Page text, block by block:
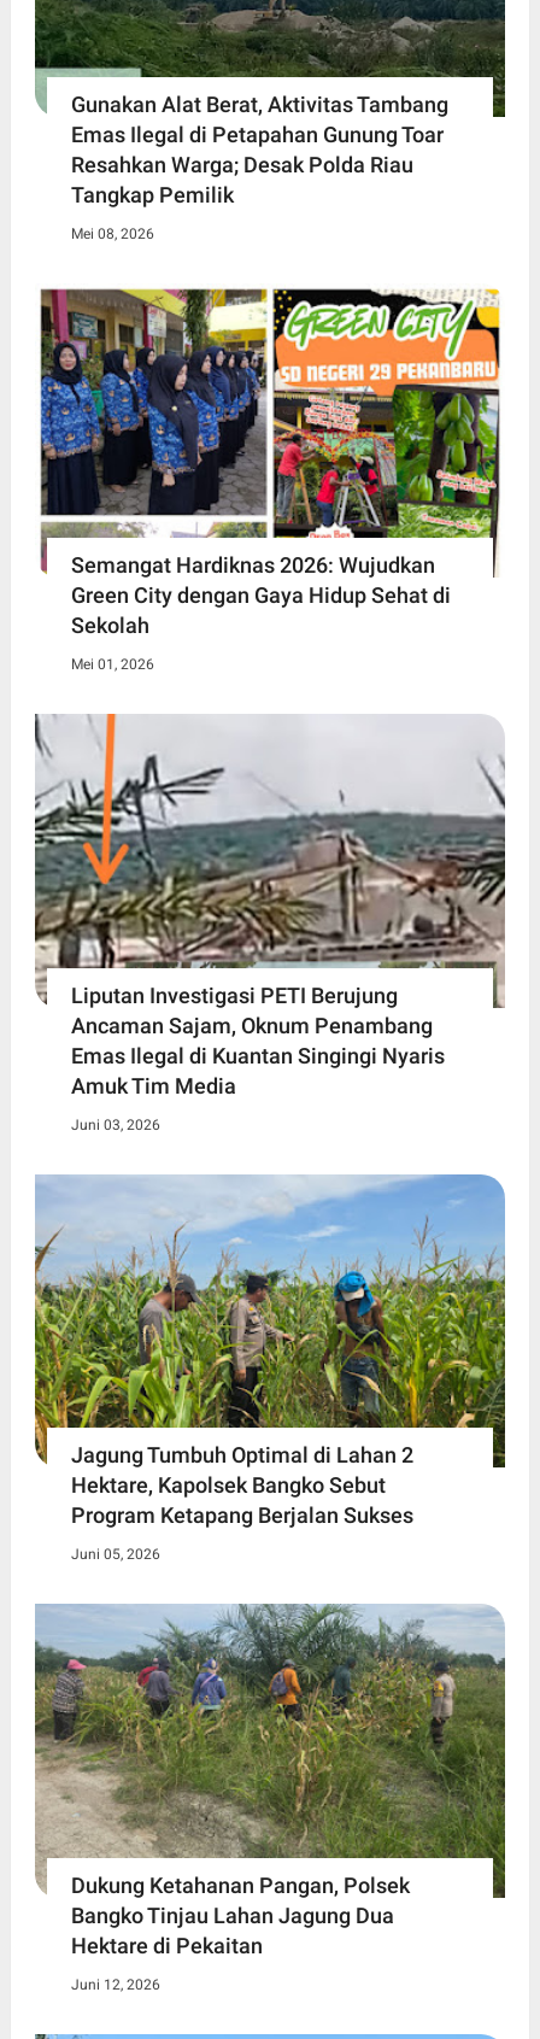
Gunakan Alat Berat, Aktivitas Tambang
Emas Ilegal di Petapahan Gunung Toar
Resahkan Warga; Desak Polda Riau
Tangkap Pemilik
Mei 08, 2026
Semangat Hardiknas 2026: Wujudkan
Green City dengan Gaya Hidup Sehat di
Sekolah
Mei 01, 2026
Liputan Investigasi PETI Berujung
Ancaman Sajam, Oknum Penambang
Emas Ilegal di Kuantan Singingi Nyaris
Amuk Tim Media
Juni 03, 2026
Jagung Tumbuh Optimal di Lahan 2
Hektare, Kapolsek Bangko Sebut
Program Ketapang Berjalan Sukses
Juni 05, 2026
Dukung Ketahanan Pangan, Polsek
Bangko Tinjau Lahan Jagung Dua
Hektare di Pekaitan
Juni 12, 2026